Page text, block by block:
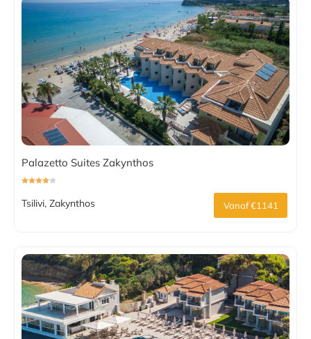
Palazetto Suites Zakynthos
Tsilivi, Zakynthos Vanaf €1141